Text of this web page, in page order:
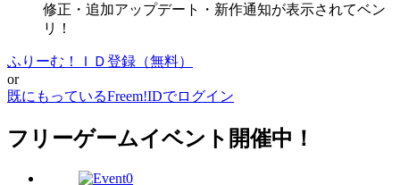
修正・追加アップデート・新作通知が表示されてベン
リ！
ふりーむ！ＩＤ登録（無料）
or
既にもっているFreem!IDでログイン
フリーゲームイベント開催中！